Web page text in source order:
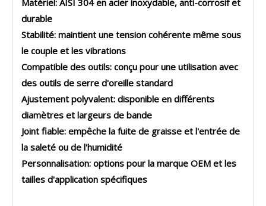
Matériel: AISI 304 en acier inoxydable, anti-corrosif et
durable
Stabilité: maintient une tension cohérente même sous
le couple et les vibrations
Compatible des outils: conçu pour une utilisation avec
des outils de serre d'oreille standard
Ajustement polyvalent: disponible en différents
diamètres et largeurs de bande
Joint fiable: empêche la fuite de graisse et l'entrée de
la saleté ou de l'humidité
Personnalisation: options pour la marque OEM et les
tailles d'application spécifiques